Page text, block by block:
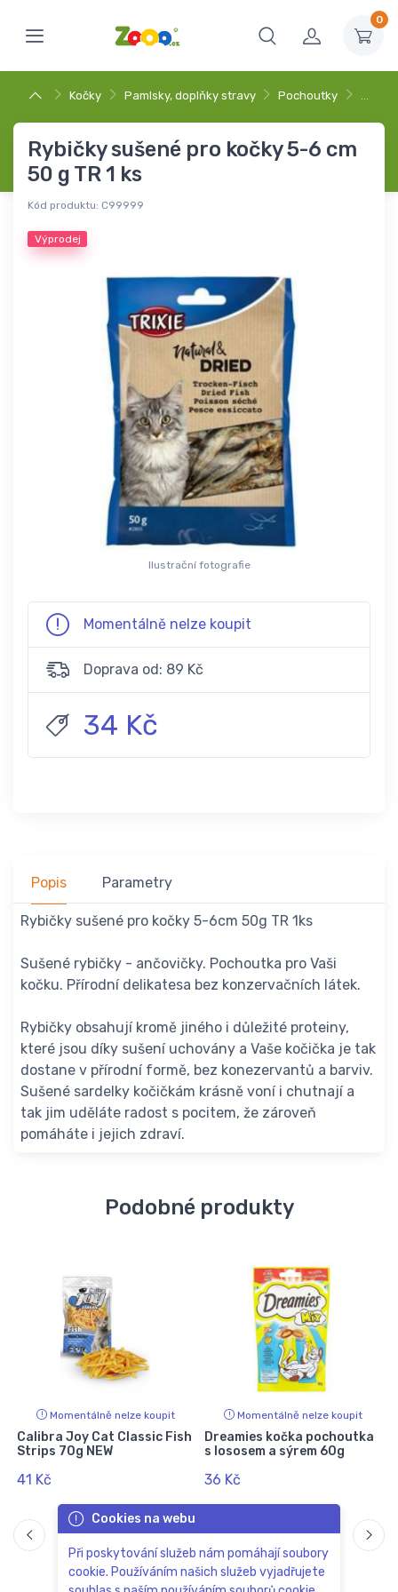
0
Kočky Pamlsky, doplňky stravy Pochoutky …
Rybičky sušené pro kočky 5-6 cm
50 g TR 1 ks
Kód produktu: C99999
Výprodej
Ilustrační fotografie
Momentálně nelze koupit
Doprava od: 89 Kč
34 Kč
Popis Parametry
Rybičky sušené pro kočky 5-6cm 50g TR 1ks
Sušené rybičky - ančovičky. Pochoutka pro Vaši
kočku. Přírodní delikatesa bez konzervačních látek.
Rybičky obsahují kromě jiného i důležité proteiny,
které jsou díky sušení uchovány a Vaše kočička je tak
dostane v přírodní formě, bez konezervantů a barviv.
Sušené sardelky kočičkám krásně voní i chutnají a
tak jim uděláte radost s pocitem, že zároveň
pomáháte i jejich zdraví.
Podobné produkty
Momentálně nelze koupit
Calibra Joy Cat Classic Fish
Strips 70g NEW
41 Kč
Momentálně nelze koupit
Dreamies kočka pochoutka
s lososem a sýrem 60g
36 Kč
Cookies na webu
Při poskytování služeb nám pomáhají soubory
cookie. Používáním našich služeb vyjadřujete